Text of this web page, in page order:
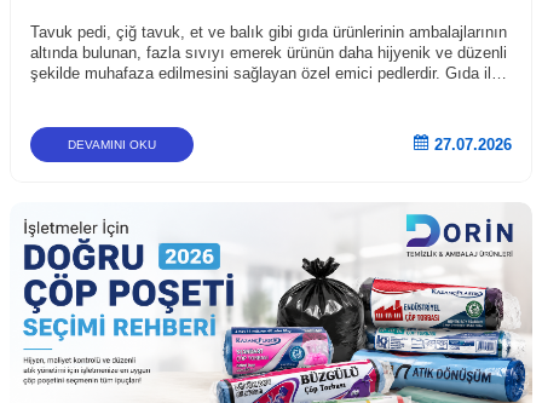
Tavuk pedi, çiğ tavuk, et ve balık gibi gıda ürünlerinin ambalajlarının
altında bulunan, fazla sıvıyı emerek ürünün daha hijyenik ve düzenli
şekilde muhafaza edilmesini sağlayan özel emici pedlerdir. Gıda ile
kullanılmaktadır.
DEVAMINI OKU 27.07.2026